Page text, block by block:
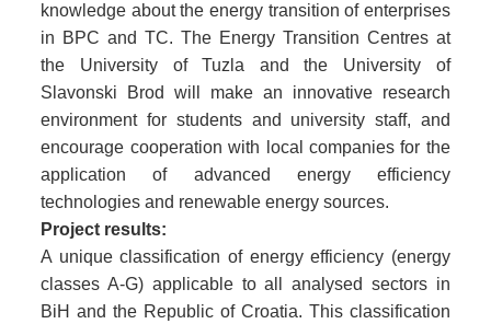
knowledge about the energy transition of enterprises
in BPC and TC. The Energy Transition Centres at
the University of Tuzla and the University of
Slavonski Brod will make an innovative research
environment for students and university staff, and
encourage cooperation with local companies for the
application of advanced energy efficiency
technologies and renewable energy sources.
Project results:
A unique classification of energy efficiency (energy
classes A-G) applicable to all analysed sectors in
BiH and the Republic of Croatia. This classification